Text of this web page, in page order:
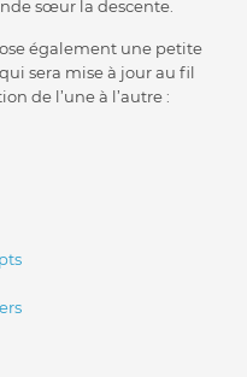
sœur la descente.
également une petite
sera mise à jour au fil
de l’une à l’autre :